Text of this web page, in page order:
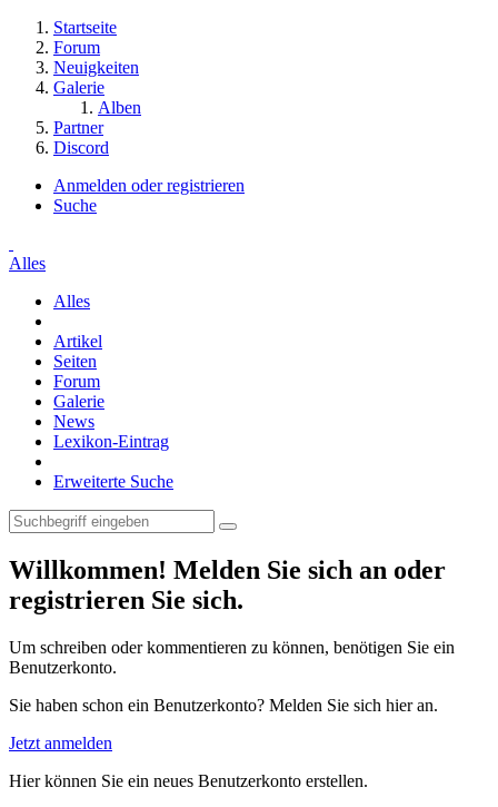
Startseite
Forum
Neuigkeiten
Galerie
Alben
Partner
Discord
Anmelden oder registrieren
Suche
Alles
Alles
Artikel
Seiten
Forum
Galerie
News
Lexikon-Eintrag
Erweiterte Suche
Willkommen! Melden Sie sich an oder
registrieren Sie sich.
Um schreiben oder kommentieren zu können, benötigen Sie ein
Benutzerkonto.
Sie haben schon ein Benutzerkonto? Melden Sie sich hier an.
Jetzt anmelden
Hier können Sie ein neues Benutzerkonto erstellen.